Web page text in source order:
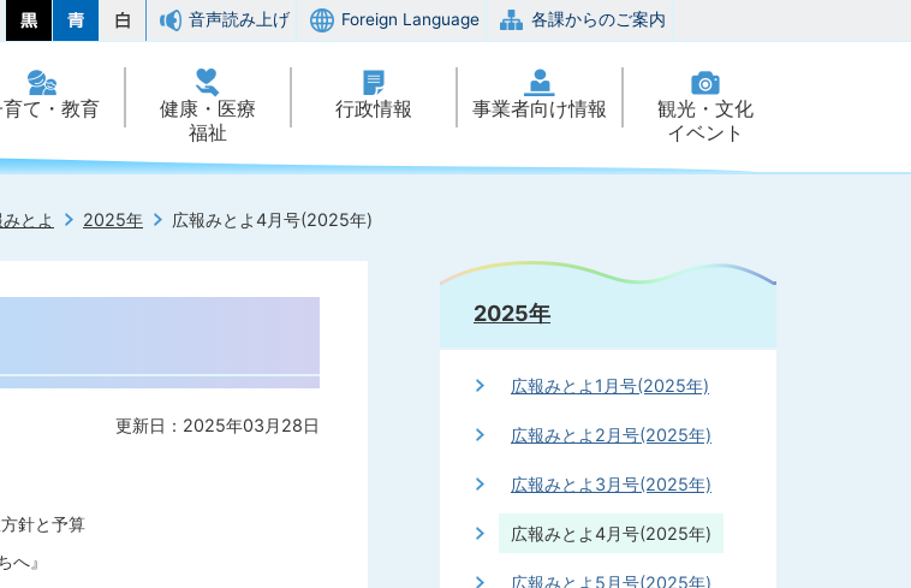
音声読み上げ Foreign Language 各課からのご案内
て・教育
健康・医療
福祉
行政情報 事業者向け情報
観光・文化
イベント
とよ 2025年 広報みとよ4月号(2025年)
更新日：2025年03月28日
針と予算
へ』
2025年
広報みとよ1月号(2025年)
広報みとよ2月号(2025年)
広報みとよ3月号(2025年)
広報みとよ4月号(2025年)
広報みとよ5月号(2025年)